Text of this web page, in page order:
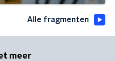
Alle fragmenten
meer